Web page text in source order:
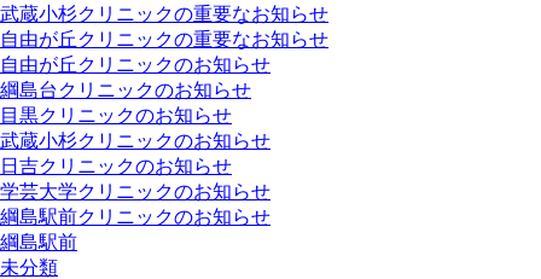
武蔵小杉クリニックの重要なお知らせ
自由が丘クリニックの重要なお知らせ
自由が丘クリニックのお知らせ
綱島台クリニックのお知らせ
目黒クリニックのお知らせ
武蔵小杉クリニックのお知らせ
日吉クリニックのお知らせ
学芸大学クリニックのお知らせ
綱島駅前クリニックのお知らせ
綱島駅前
未分類